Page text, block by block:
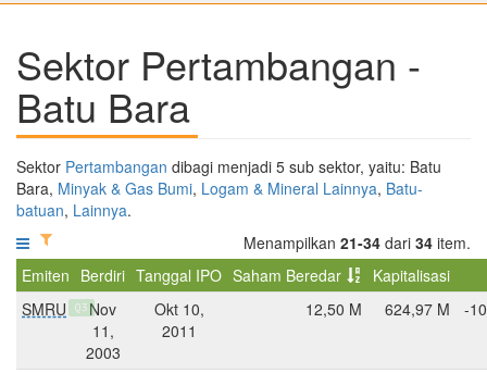
Sektor Pertambangan -
Batu Bara
Sektor Pertambangan dibagi menjadi 5 sub sektor, yaitu: Batu
Bara, Minyak & Gas Bumi, Logam & Mineral Lainnya, Batu-
batuan, Lainnya.
Menampilkan 21-34 dari 34 item.
Emiten Berdiri Tanggal IPO Saham Beredar
Kapitalisasi
SMRU
Q3 Nov
11,
2003
Okt 10,
2011
12,50 M 624,97 M -